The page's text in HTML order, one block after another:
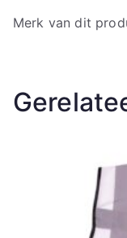
Merk van dit